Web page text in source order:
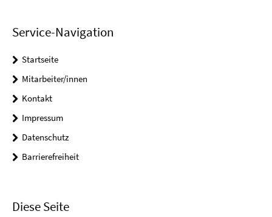
Service-Navigation
Startseite
Mitarbeiter/innen
Kontakt
Impressum
Datenschutz
Barrierefreiheit
Diese Seite